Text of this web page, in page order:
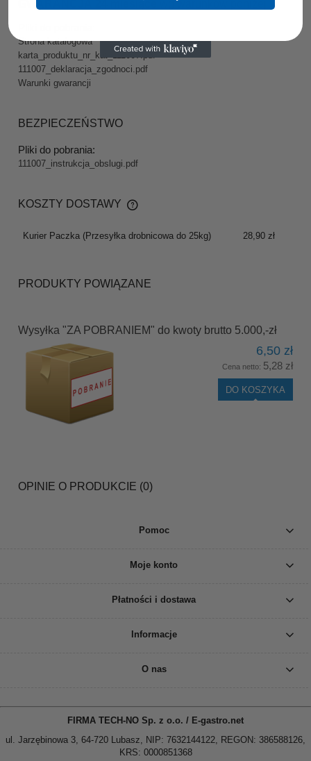
GWARANCJA 24 miesiące
wg warunków poniże
Strona katalogowa
karta_produktu_nr_kat_111007.pdf
111007_deklaracja_zgodnoci.pdf
Warunki gwarancji
BEZPIECZEŃSTWO
Pliki do pobrania:
111007_instrukcja_obslugi.pdf
KOSZTY DOSTAWY
CENA NIE ZAWIERA EWENTUALNYCH KOSZTÓW
Kurier Paczka(Przesyłka drobnicowa do 25kg) 28,90 zł
PRODUKTY POWIĄZANE
Wysyłka "ZA POBRANIEM" do kwoty brutto 5.000,-zł
6,50 zł
Cena netto: 5,28 zł
DO KOSZYKA
OPINIE O PRODUKCIE (0)
Pomoc
Moje konto
Płatności i dostawa
Informacje
O nas
FIRMA TECH-NO Sp. z o.o. / E-gastro.net
ul. Jarzębinowa 3, 64-720 Lubasz, NIP: 7632144122, REGON: 386588126,
KRS: 0000851368